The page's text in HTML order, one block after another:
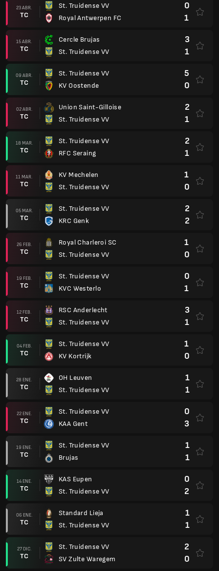
23 ABR.
TC
St. Truidense VV
Royal Antwerpen FC
0
1
15 ABR.
TC
Cercle Brujas
St. Truidense VV
3
1
09 ABR.
TC
St. Truidense VV
KV Oostende
5
0
02 ABR.
TC
Union Saint-Gilloise
St. Truidense VV
2
1
18 MAR.
TC
St. Truidense VV
RFC Seraing
2
1
11 MAR.
TC
KV Mechelen
St. Truidense VV
1
0
05 MAR.
TC
St. Truidense VV
KRC Genk
2
2
26 FEB.
TC
Royal Charleroi SC
St. Truidense VV
1
0
19 FEB.
TC
St. Truidense VV
KVC Westerlo
0
1
12 FEB.
TC
RSC Anderlecht
St. Truidense VV
3
1
04 FEB.
TC
St. Truidense VV
KV Kortrijk
1
0
28 ENE.
TC
OH Leuven
St. Truidense VV
1
1
22 ENE.
TC
St. Truidense VV
KAA Gent
0
3
19 ENE.
TC
St. Truidense VV
Brujas
1
1
14 ENE.
TC
KAS Eupen
St. Truidense VV
0
2
06 ENE.
TC
Standard Lieja
St. Truidense VV
1
1
27 DIC.
TC
St. Truidense VV
SV Zulte Waregem
2
0